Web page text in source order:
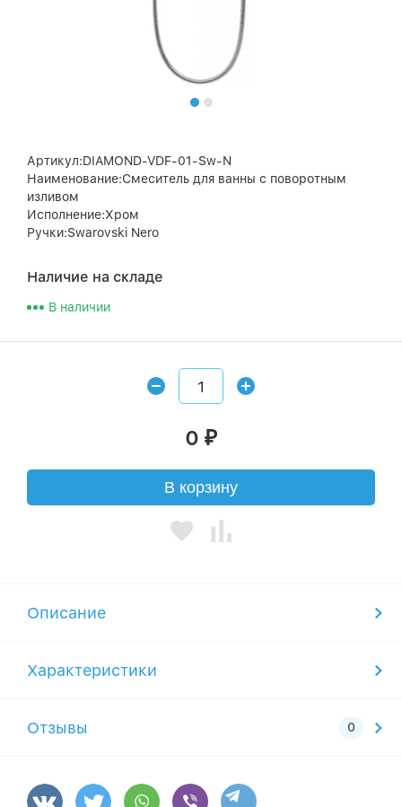
Артикул:DIAMOND-VDF-01-Sw-N
Наименование:Смеситель для ванны с поворотным
изливом
Исполнение:Хром
Ручки:Swarovski Nero
Наличие на складе
В наличии
0 ₽
В корзину
Описание
Характеристики
Отзывы